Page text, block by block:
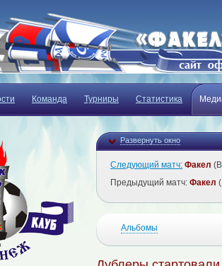
Команда Турниры Статистика
Развернуть окно
Следующий матч: Факел
Предыдущий матч: Факел
Альбомы